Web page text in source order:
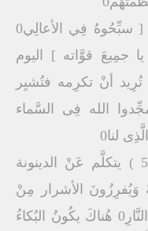
مزمور عشية( مز 148 : 1 – 2 ) [ سبِّحُوهُ فِي الأعالِي0
جمِيعَ قوَّاته ] اليوم
أنْ تكرِمه فتُشيِر
الله فِى السَّماء
لنا0
إنجيل عشية( مت 13 : 49 – 50 ) يتكلَّم عَنْ الدينونة
وَيُفرِزُونَ الأشرار مِنْ
بينِ الأبرار وَيطرحُونهُمْ فِي أتُونِ النَّارِ0 هُناكَ يكُونُ البُكاءُ